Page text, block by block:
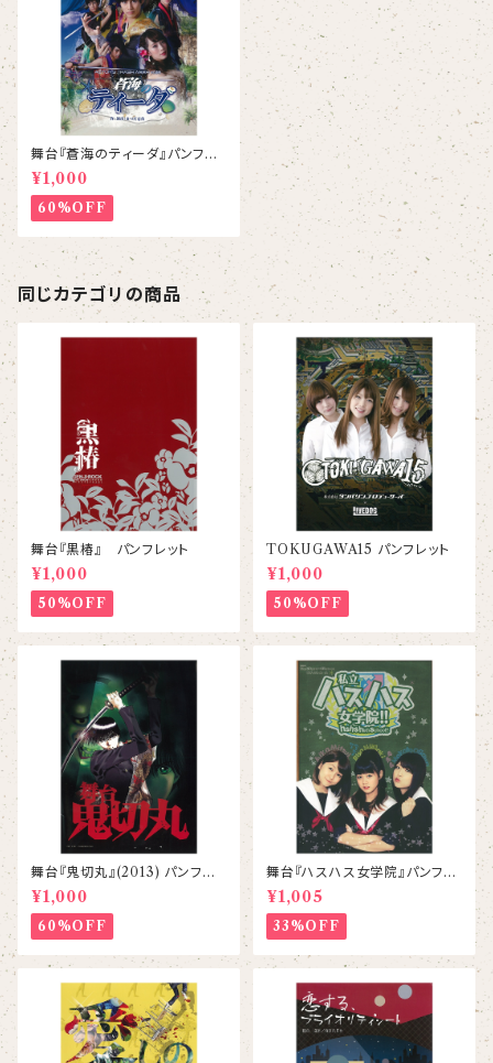
舞台『蒼海のティーダ』パンフレ
ット
¥1,000
60%OFF
同じカテゴリの商品
舞台『黒椿』 パンフレット
¥1,000
50%OFF
TOKUGAWA15 パンフレット
¥1,000
50%OFF
舞台『鬼切丸』(2013) パンフレッ
ト
¥1,000
60%OFF
舞台『ハスハス女学院』パンフレ
ット
¥1,005
33%OFF